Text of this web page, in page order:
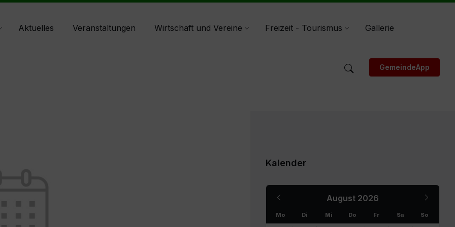
Aktuelles Veranstaltungen Wirtschaft und Vereine Freizeit - Tourismus
Gallerie
GemeindeApp
Kalender
August 2026
Month
Mo Di Mi Do Fr Sa So